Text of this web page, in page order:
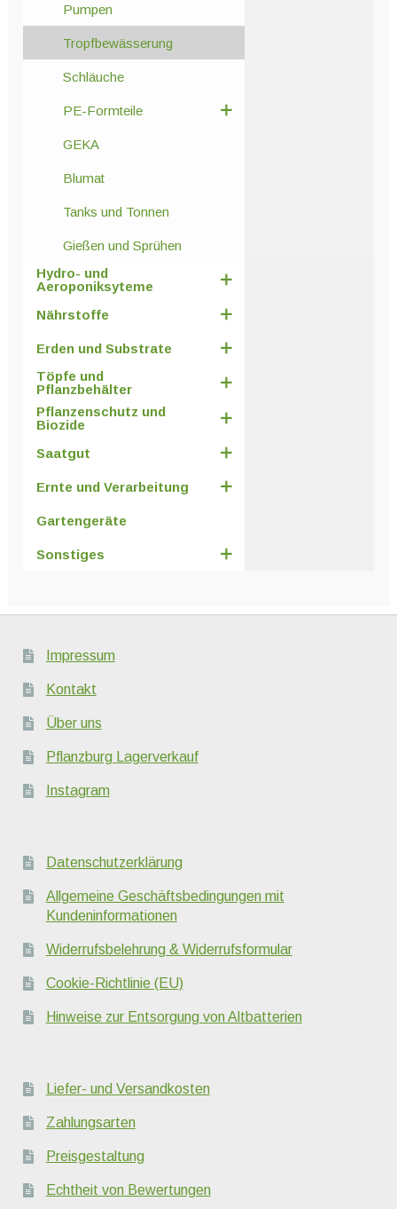
Pumpen
Tropfbewässerung
Schläuche
PE-Formteile
GEKA
Blumat
Tanks und Tonnen
Gießen und Sprühen
Hydro- und
Aeroponiksyteme
Nährstoffe
Erden und Substrate
Töpfe und
Pflanzbehälter
Pflanzenschutz und
Biozide
Saatgut
Ernte und Verarbeitung
Gartengeräte
Sonstiges
Impressum
Kontakt
Über uns
Pflanzburg Lagerverkauf
Instagram
Datenschutzerklärung
Allgemeine Geschäftsbedingungen mit
Kundeninformationen
Widerrufsbelehrung & Widerrufsformular
Cookie-Richtlinie (EU)
Hinweise zur Entsorgung von Altbatterien
Liefer- und Versandkosten
Zahlungsarten
Preisgestaltung
Echtheit von Bewertungen